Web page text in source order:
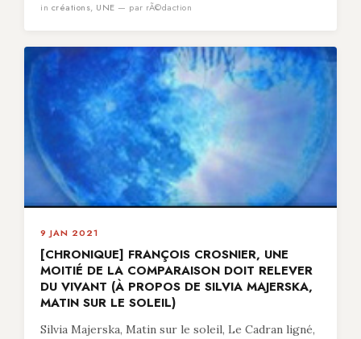
in créations, UNE — par rÃ©daction
9 JAN 2021
[CHRONIQUE] FRANÇOIS CROSNIER, UNE
MOITIÉ DE LA COMPARAISON DOIT RELEVER
DU VIVANT (À PROPOS DE SILVIA MAJERSKA,
MATIN SUR LE SOLEIL)
Silvia Majerska, Matin sur le soleil, Le Cadran ligné,